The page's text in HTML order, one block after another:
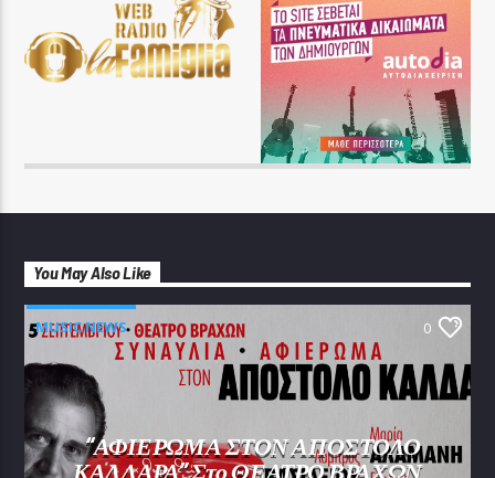
You May Also Like
MUSIC NEWS 0
“ΑΦΙΕΡΩΜΑ ΣΤΟΝ ΑΠΟΣΤΟΛΟ
ΚΑΛΔΑΡΑ” Στο ΘΕΑΤΡΟ ΒΡΑΧΩΝ